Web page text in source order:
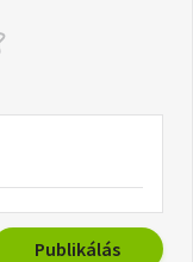
Publikálás